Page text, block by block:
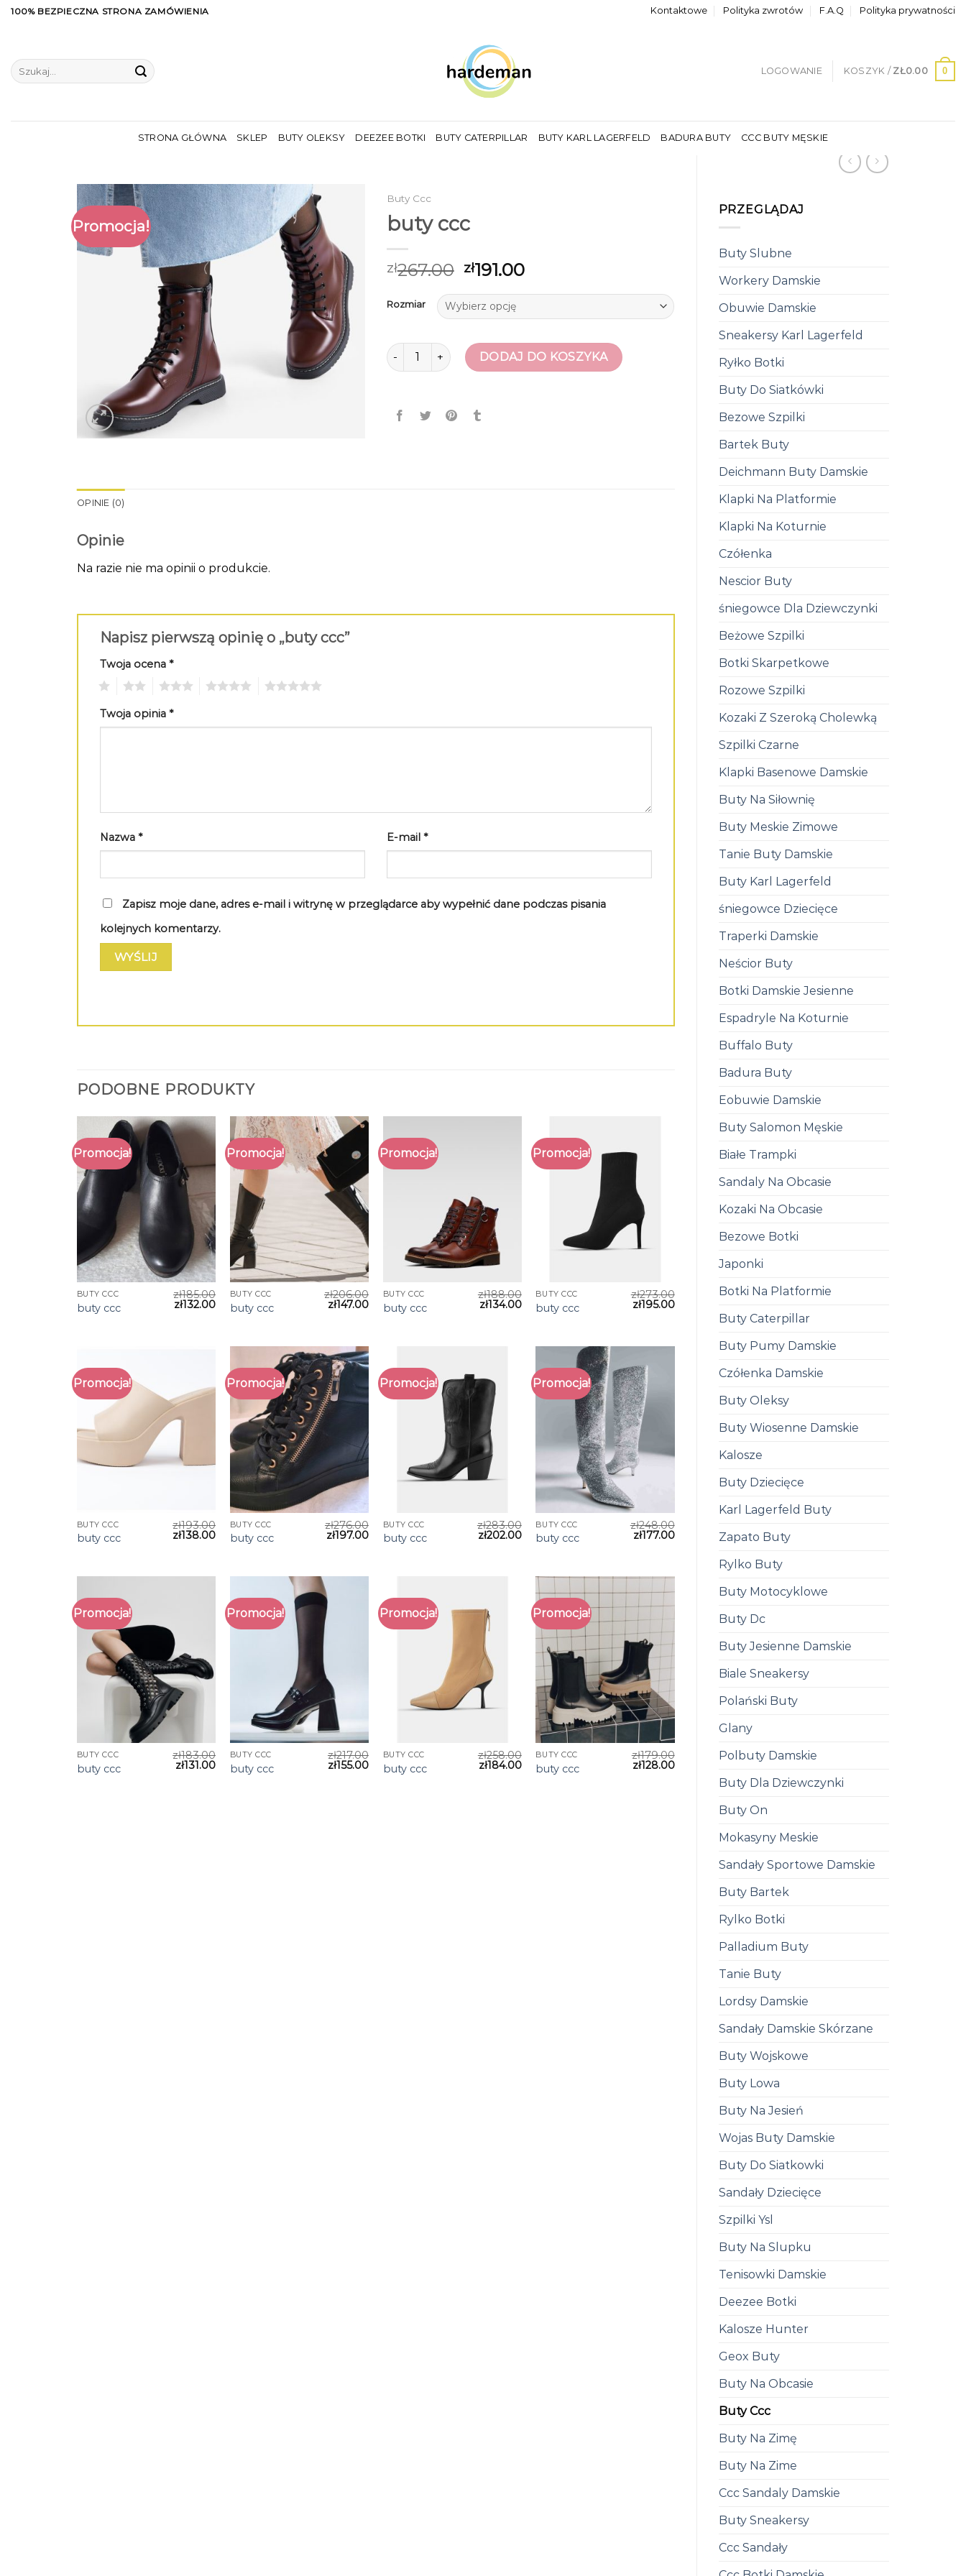
Skip100% BEZPIECZNA STRONA ZAMÓWIENIA Kontaktowe Polityka zwrotów F.A.Q Polityka prywatności
Szukaj:
LOGOWANIE KOSZYK / ZŁ0.00 0
STRONA GŁÓWNA SKLEP BUTY OLEKSY DEEZEE BOTKI BUTY CATERPILLAR BUTY KARL LAGERFELD BADURA BUTY CCC BUTY MĘSKIE
PRZEGLĄDAJ
Buty Slubne
Workery Damskie
Obuwie Damskie
Sneakersy Karl Lagerfeld
Ryłko Botki
Buty Do Siatkówki
Bezowe Szpilki
Bartek Buty
Deichmann Buty Damskie
Klapki Na Platformie
Klapki Na Koturnie
Czółenka
Nescior Buty
śniegowce Dla Dziewczynki
Beżowe Szpilki
Botki Skarpetkowe
Rozowe Szpilki
Kozaki Z Szeroką Cholewką
Szpilki Czarne
Klapki Basenowe Damskie
Buty Na Siłownię
Buty Meskie Zimowe
Tanie Buty Damskie
Buty Karl Lagerfeld
śniegowce Dziecięce
Traperki Damskie
Neścior Buty
Botki Damskie Jesienne
Espadryle Na Koturnie
Buffalo Buty
Badura Buty
Eobuwie Damskie
Buty Salomon Męskie
Białe Trampki
Sandaly Na Obcasie
Kozaki Na Obcasie
Bezowe Botki
Japonki
Botki Na Platformie
Buty Caterpillar
Buty Pumy Damskie
Czółenka Damskie
Buty Oleksy
Buty Wiosenne Damskie
Kalosze
Buty Dziecięce
Karl Lagerfeld Buty
Zapato Buty
Rylko Buty
Buty Motocyklowe
Buty Dc
Buty Jesienne Damskie
Biale Sneakersy
Polański Buty
Glany
Polbuty Damskie
Buty Dla Dziewczynki
Buty On
Mokasyny Meskie
Sandały Sportowe Damskie
Buty Bartek
Rylko Botki
Palladium Buty
Tanie Buty
Lordsy Damskie
Sandały Damskie Skórzane
Buty Wojskowe
Buty Lowa
Buty Na Jesień
Wojas Buty Damskie
Buty Do Siatkowki
Sandały Dziecięce
Szpilki Ysl
Buty Na Slupku
Tenisowki Damskie
Deezee Botki
Kalosze Hunter
Geox Buty
Buty Na Obcasie
Buty Ccc
Buty Na Zimę
Buty Na Zime
Ccc Sandaly Damskie
Buty Sneakersy
Ccc Sandały
Promocja!
Buty Ccc
buty ccc
zł267.00 zł191.00
Rozmiar
ilość buty ccc DODAJ DO KOSZYKA
OPINIE (0)
Opinie
Na razie nie ma opinii o produkcie.
Napisz pierwszą opinię o „buty ccc”
Twoja ocena *
Twoja opinia *
Nazwa * E-mail *
Zapisz moje dane, adres e-mail i witrynę w przeglądarce aby wypełnić dane podczas pisania
kolejnych komentarzy.
PODOBNE PRODUKTY
Promocja!
BUTY CCC
buty ccc
zł185.00
zł132.00
Promocja!
BUTY CCC
buty ccc
zł206.00
zł147.00
Promocja!
BUTY CCC
buty ccc
zł188.00
zł134.00
Promocja!
BUTY CCC
buty ccc
zł273.00
zł195.00
Promocja!
BUTY CCC
buty ccc
zł193.00
zł138.00
Promocja!
BUTY CCC
buty ccc
zł276.00
zł197.00
Promocja!
BUTY CCC
buty ccc
zł283.00
zł202.00
Promocja!
BUTY CCC
buty ccc
zł248.00
zł177.00
Promocja!
BUTY CCC
buty ccc
zł183.00
zł131.00
Promocja!
BUTY CCC
buty ccc
zł217.00
zł155.00
Promocja!
BUTY CCC
buty ccc
zł258.00
zł184.00
Promocja!
BUTY CCC
buty ccc
zł179.00
zł128.00